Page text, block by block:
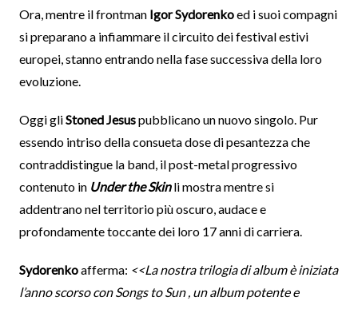
Ora, mentre il frontman Igor Sydorenkoed i suoi compagni
si preparano a infiammare il circuito dei festival estivi
europei, stanno entrando nella fase successiva della loro
evoluzione.
Oggi gliStoned Jesuspubblicano un nuovo singolo. Pur
essendo intriso della consueta dose di pesantezza che
contraddistingue la band, il post-metal progressivo
contenuto in Under the Skinli mostra mentre si
addentrano nel territorio più oscuro, audace e
profondamente toccante dei loro 17 anni di carriera.
Sydorenkoafferma: <<La nostra trilogia di album è iniziata
l’anno scorso con Songs to Sun , un album potente e